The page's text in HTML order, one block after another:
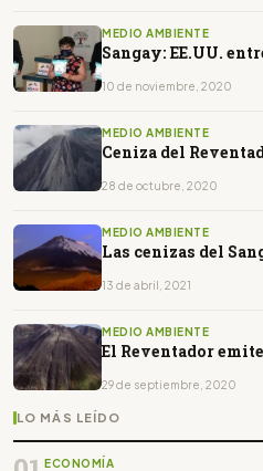
MEDIO AMBIENTE
Sangay: EE.UU.
10 de noviembre, 2020
MEDIO AMBIENTE
Ceniza del
28 de octubre, 2020
MEDIO AMBIENTE
Las cenizas del
13 de abril, 2021
MEDIO AMBIENTE
El Reventador
29 de septiembre, 2020
LO MÁS LEÍDO
ECONOMÍA